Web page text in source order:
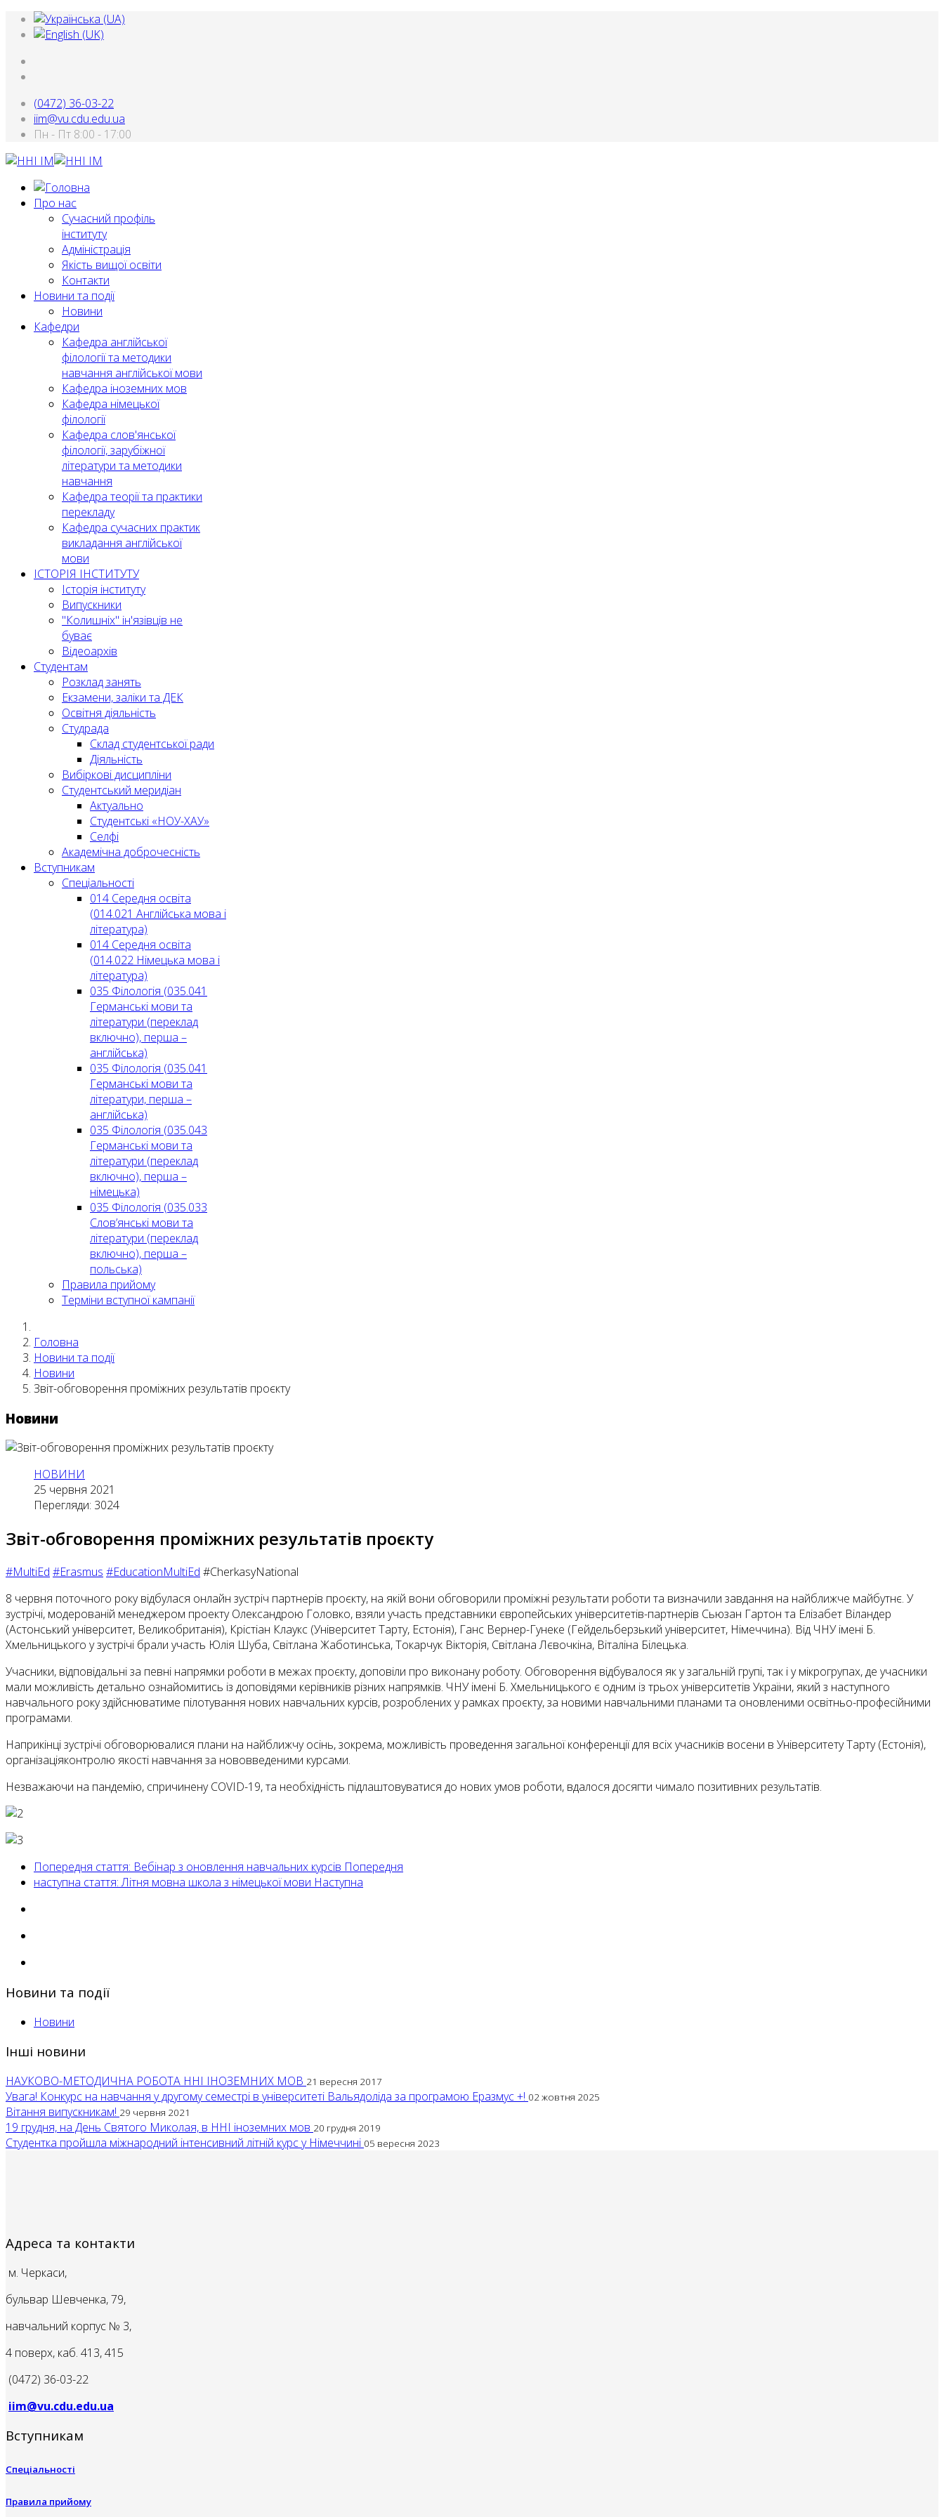
(0472) 36-03-22
iim@vu.cdu.edu.ua
Пн - Пт 8:00 - 17:00
Про нас
Сучасний профіль
інституту
Адміністрація
Якість вищої освіти
Контакти
Новини та події
Новини
Кафедри
Кафедра англійської
філології та методики
навчання англійської мови
Кафедра іноземних мов
Кафедра німецької
філології
Кафедра слов'янської
філології, зарубіжної
літератури та методики
навчання
Кафедра теорії та практики
перекладу
Кафедра сучасних практик
викладання англійської
мови
ІСТОРІЯ ІНСТИТУТУ
Історія інституту
Випускники
"Колишніх" ін'язівців не
буває
Відеоархів
Студентам
Розклад занять
Екзамени, заліки та ДЕК
Освітня діяльність
Студрада
Склад студентської ради
Діяльність
Вибіркові дисципліни
Студентський меридіан
Актуально
Студентські «НОУ-ХАУ»
Селфі
Академічна доброчесність
Вступникам
Спеціальності
014 Середня освіта
(014.021 Англійська мова і
література)
014 Середня освіта
(014.022 Німецька мова і
література)
035 Філологія (035.041
Германські мови та
літератури (переклад
включно), перша –
англійська)
035 Філологія (035.041
Германські мови та
літератури, перша –
англійська)
035 Філологія (035.043
Германські мови та
літератури (переклад
включно), перша –
німецька)
035 Філологія (035.033
Слов’янські мови та
літератури (переклад
включно), перша –
польська)
Правила прийому
Терміни вступної кампанії
Головна
Новини та події
Новини
Звіт-обговорення проміжних результатів проєкту
Новини
НОВИНИ
25 червня 2021
Перегляди: 3024
Звіт-обговорення проміжних результатів проєкту
#MultiEd #Erasmus #EducationMultiEd #CherkasyNational
8 червня поточного року відбулася онлайн зустріч партнерів проєкту, на якій вони обговорили проміжні результати роботи та визначили завдання на найближче майбутнє. У
зустрічі, модерованій менеджером проекту Олександрою Головко, взяли участь представники європейських університетів-партнерів Сьюзан Гартон та Елізабет Віландер
(Астонський університет, Великобританія), Крістіан Клаукс (Університет Тарту, Естонія), Ганс Вернер-Гунеке (Гейдельберзький університет, Німеччина). Від ЧНУ імені Б.
Хмельницького у зустрічі брали участь Юлія Шуба, Світлана Жаботинська, Токарчук Вікторія, Світлана Лєвочкіна, Віталіна Білецька.
Учасники, відповідальні за певні напрямки роботи в межах проєкту, доповіли про виконану роботу. Обговорення відбувалося як у загальній групі, так і у мікрогрупах, де учасники
мали можливість детально ознайомитись із доповідями керівників різних напрямків. ЧНУ імені Б. Хмельницького є одним із трьох університетів України, який з наступного
навчального року здійснюватиме пілотування нових навчальних курсів, розроблених у рамках проєкту, за новими навчальними планами та оновленими освітньо-професійними
програмами.
Наприкінці зустрічі обговорювалися плани на найближчу осінь, зокрема, можливість проведення загальної конференції для всіх учасників восени в Університету Тарту (Естонія),
організаціяконтролю якості навчання за нововведеними курсами.
Незважаючи на пандемію, спричинену COVID-19, та необхідність підлаштовуватися до нових умов роботи, вдалося досягти чимало позитивних результатів.
Попередня стаття: Вебінар з оновлення навчальних курсів Попередня
наступна стаття: Літня мовна школа з німецької мови Наступна
Новини та події
Новини
Інші новини
НАУКОВО-МЕТОДИЧНА РОБОТА ННІ ІНОЗЕМНИХ МОВ 21 вересня 2017
Увага! Конкурс на навчання у другому семестрі в університеті Вальядоліда за програмою Еразмус +! 02 жовтня 2025
Вітання випускникам! 29 червня 2021
19 грудня, на День Святого Миколая, в ННІ іноземних мов 20 грудня 2019
Студентка пройшла міжнародний інтенсивний літній курс у Німеччині 05 вересня 2023
Адреса та контакти
м. Черкаси,
бульвар Шевченка, 79,
навчальний корпус № 3,
4 поверх, каб. 413, 415
(0472) 36-03-22
iim@vu.cdu.edu.ua
Вступникам
Спеціальності
Правила прийому